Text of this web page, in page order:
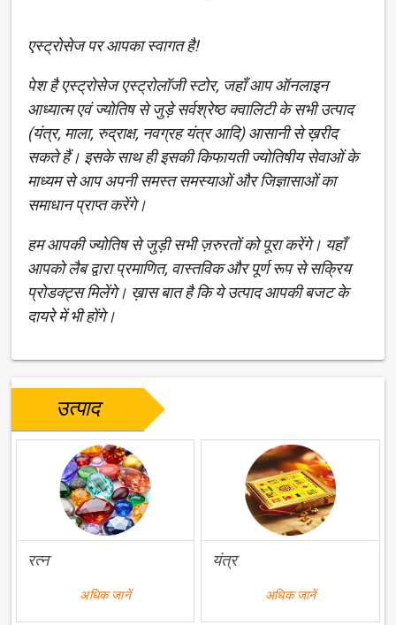
एस्ट्रोसेज पर आपका स्वागत है!
पेश है एस्ट्रोसेज एस्ट्रोलॉजी स्टोर, जहाँ आप ऑनलाइन
आध्यात्म एवं ज्योतिष से जुड़े सर्वश्रेष्ठ क्वालिटी के सभी उत्पाद
(यंत्र, माला, रुद्राक्ष, नवग्रह यंत्र आदि) आसानी से ख़रीद
सकते हैं। इसके साथ ही इसकी किफायती ज्योतिषीय सेवाओं के
माध्यम से आप अपनी समस्त समस्याओं और जिज्ञासाओं का
समाधान प्राप्त करेंगे।
हम आपकी ज्योतिष से जुड़ी सभी ज़रुरतों को पूरा करेंगे। यहाँ
आपको लैब द्वारा प्रमाणित, वास्तविक और पूर्ण रूप से सक्रिय
प्रोडक्ट्स मिलेंगे। ख़ास बात है कि ये उत्पाद आपकी बजट के
दायरे में भी होंगे।
उत्पाद
रत्न
अधिक जानें
यंत्र
अधिक जानें